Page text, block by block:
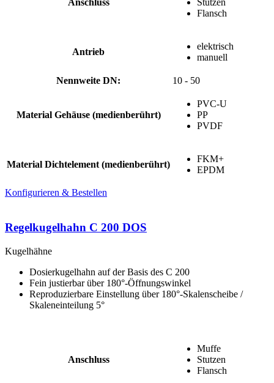
Anschluss
Stutzen
Flansch
Antrieb
elektrisch
manuell
Nennweite DN: 10 - 50
Material Gehäuse (medienberührt)
PVC-U
PP
PVDF
Material Dichtelement (medienberührt)
FKM+
EPDM
Konfigurieren & Bestellen
Regelkugelhahn C 200 DOS
Kugelhähne
Dosierkugelhahn auf der Basis des C 200
Fein justierbar über 180°-Öffnungswinkel
Reproduzierbare Einstellung über 180°-Skalenscheibe /
Skaleneinteilung 5°
Anschluss
Muffe
Stutzen
Flansch